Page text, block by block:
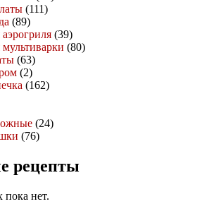
(111)
(89)
(39)
(80)
(63)
(2)
(162)
(24)
(76)
рецепты
нет.